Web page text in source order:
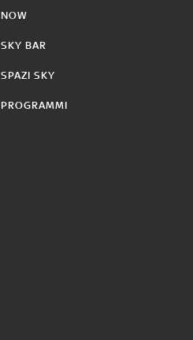
NOW
SKY BAR
SPAZI SKY
PROGRAMMI